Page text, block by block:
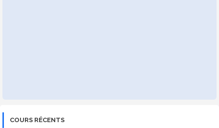
COURS RÉCENTS